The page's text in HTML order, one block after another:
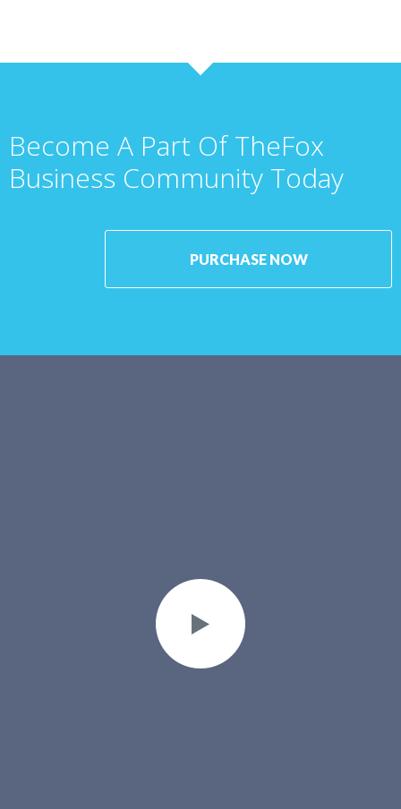
Become A Part Of TheFox
Business Community Today
PURCHASE NOW